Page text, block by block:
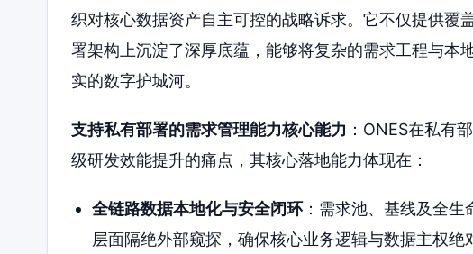
织对核心数据资产自主可控的战略诉求。它不仅提供覆
署架构上沉淀了深厚底蕴，能够将复杂的需求工程与本
实的数字护城河。
支持私有部署的需求管理能力核心能力 ：ONES在私有
级研发效能提升的痛点，其核心落地能力体现在：
全链路数据本地化与安全闭环：需求池、基线及全生
层面隔绝外部窥探，确保核心业务逻辑与数据主权绝